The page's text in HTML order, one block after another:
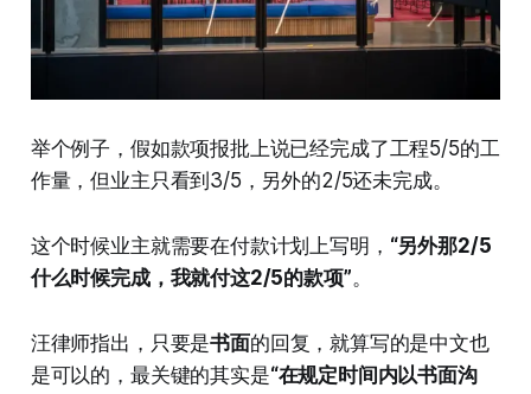
举个例子，假如款项报批上说已经完成了工程5/5的工
作量，但业主只看到3/5，另外的2/5还未完成。
这个时候业主就需要在付款计划上写明， “另外那2/5
什么时候完成，我就付这2/5的款项”。
汪律师指出，只要是书面的回复，就算写的是中文也
是可以的，最关键的其实是“在规定时间内以书面沟